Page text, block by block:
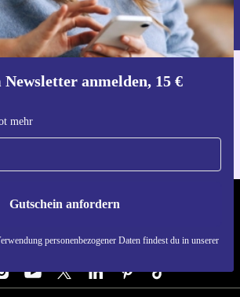
anmelden, 15 €
mehr
Gutschein anfordern
personenbezogener Daten findest du in unserer
die Verwendung personenbezogener Daten findest
.
Hol dir die refurbed-App
- RETHINK NEW.
FOLGE UNS